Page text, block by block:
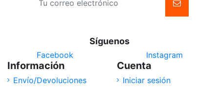
Síguenos
Facebook Instagram
Información
Envío/Devoluciones
Cuenta
Iniciar sesión